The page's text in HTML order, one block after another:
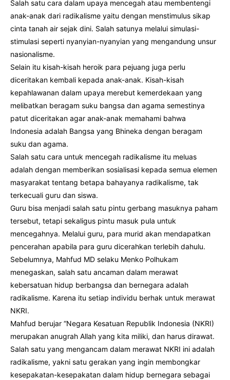
Salah satu cara dalam upaya mencegah atau membentengi
anak-anak dari radikalisme yaitu dengan menstimulus sikap
cinta tanah air sejak dini. Salah satunya melalui simulasi-
stimulasi seperti nyanyian-nyanyian yang mengandung unsur
nasionalisme.
Selain itu kisah-kisah heroik para pejuang juga perlu
diceritakan kembali kepada anak-anak. Kisah-kisah
kepahlawanan dalam upaya merebut kemerdekaan yang
melibatkan beragam suku bangsa dan agama semestinya
patut diceritakan agar anak-anak memahami bahwa
Indonesia adalah Bangsa yang Bhineka dengan beragam
suku dan agama.
Salah satu cara untuk mencegah radikalisme itu meluas
adalah dengan memberikan sosialisasi kepada semua elemen
masyarakat tentang betapa bahayanya radikalisme, tak
terkecuali guru dan siswa.
Guru bisa menjadi salah satu pintu gerbang masuknya paham
tersebut, tetapi sekaligus pintu masuk pula untuk
mencegahnya. Melalui guru, para murid akan mendapatkan
pencerahan apabila para guru dicerahkan terlebih dahulu.
Sebelumnya, Mahfud MD selaku Menko Polhukam
menegaskan, salah satu ancaman dalam merawat
kebersatuan hidup berbangsa dan bernegara adalah
radikalisme. Karena itu setiap individu berhak untuk merawat
NKRI.
Mahfud berujar “Negara Kesatuan Republik Indonesia (NKRI)
merupakan anugrah Allah yang kita miliki, dan harus dirawat.
Salah satu yang mengancam dalam merawat NKRI ini adalah
radikalisme, yakni satu gerakan yang ingin membongkar
kesepakatan-kesepakatan dalam hidup bernegara sebagai